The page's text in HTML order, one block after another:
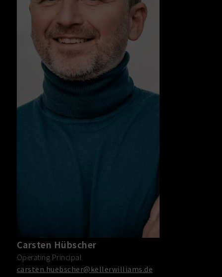
Carsten Hübscher
Operating Principal
carsten.huebscher@kellerwilliams.de